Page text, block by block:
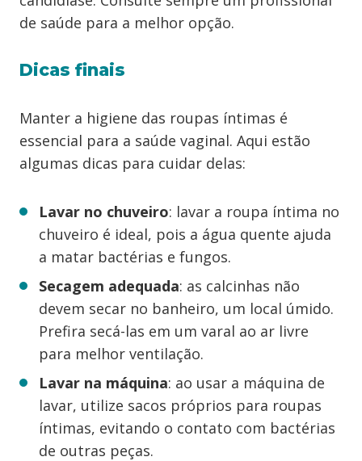
de saúde para a melhor opção.
Dicas finais
Manter a higiene das roupas íntimas é
essencial para a saúde vaginal. Aqui estão
algumas dicas para cuidar delas:
Lavar no chuveiro: lavar a roupa íntima no
chuveiro é ideal, pois a água quente ajuda
a matar bactérias e fungos.
Secagem adequada: as calcinhas não
devem secar no banheiro, um local úmido.
Prefira secá-las em um varal ao ar livre
para melhor ventilação.
Lavar na máquina: ao usar a máquina de
lavar, utilize sacos próprios para roupas
íntimas, evitando o contato com bactérias
de outras peças.